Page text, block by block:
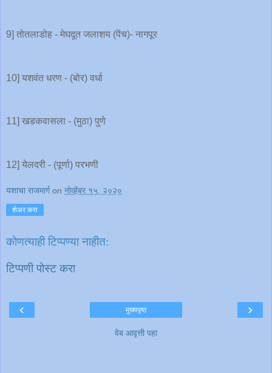
9] तोतलाडोह - मेघदूत जलाशय (पेंच)- नागपूर
10] यशवंत धरण - (बोर) वर्धा
11] खडकवासला - (मुठा) पुणे
12] येलदरी - (पूर्णा) परभणी
यशाचा राजमार्ग on नोव्हेंबर १५, २०२०
शेअर करा
कोणत्याही टिप्पण्‍या नाहीत:
टिप्पणी पोस्ट करा
‹ ›
मुख्यपृष्ठ
वेब आवृत्ती पहा